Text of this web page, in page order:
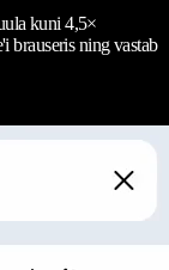
kuni 4,5×
brauseris ning vastab